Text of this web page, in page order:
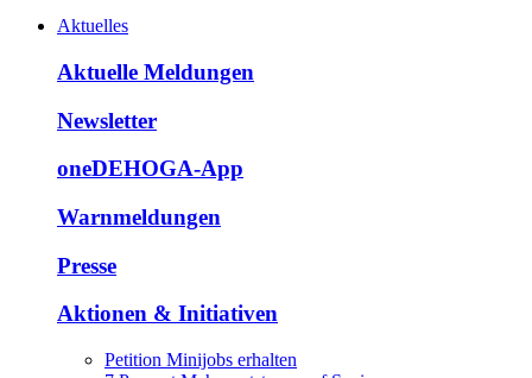
Aktuelles
Aktuelle Meldungen
Newsletter
oneDEHOGA-App
Warnmeldungen
Presse
Aktionen & Initiativen
Petition Minijobs erhalten